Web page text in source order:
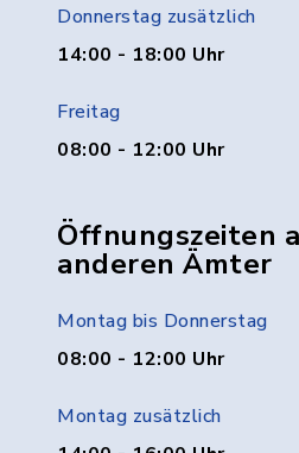
Donnerstag zusätzlich
14:00 - 18:00 Uhr
Freitag
08:00 - 12:00 Uhr
Öffnungszeiten
anderen Ämter
Montag bis Donnerstag
08:00 - 12:00 Uhr
Montag zusätzlich